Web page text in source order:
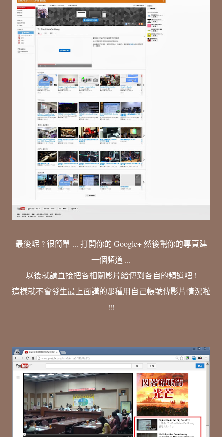
最後呢 ? 很簡單 ... 打開你的 Google+ 然後幫你的專頁建
一個頻道 ...
以後就請直接把各相關影片給傳到各自的頻道吧 !
這樣就不會發生最上面講的那種用自己帳號傳影片情況啦
!!!